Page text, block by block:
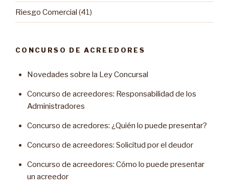
Riesgo Comercial (41)
CONCURSO DE ACREEDORES
Novedades sobre la Ley Concursal
Concurso de acreedores: Responsabilidad de los
Administradores
Concurso de acredores: ¿Quién lo puede presentar?
Concurso de acreedores: Solicitud por el deudor
Concurso de acreedores: Cómo lo puede presentar
un acreedor